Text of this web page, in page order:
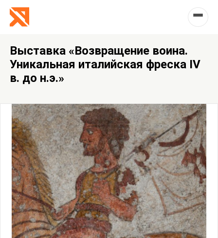
Выставка «Возвращение воина.
Уникальная италийская фреска IV
в. до н.э.»